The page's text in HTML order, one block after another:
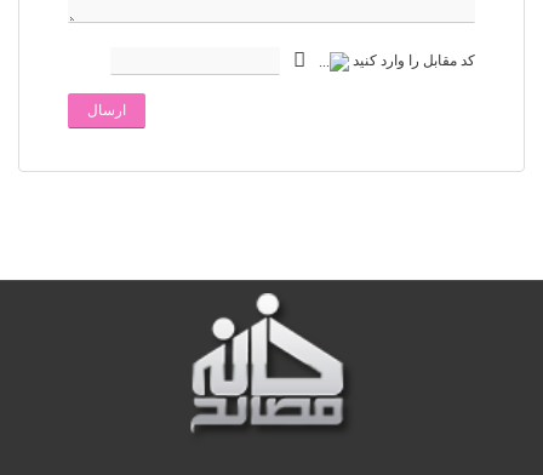
کد مقابل را وارد کنید
ارسال